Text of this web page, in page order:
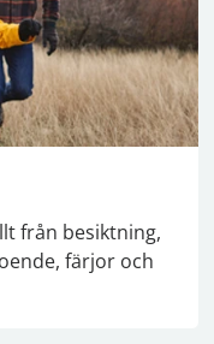
från besiktning,
färjor och